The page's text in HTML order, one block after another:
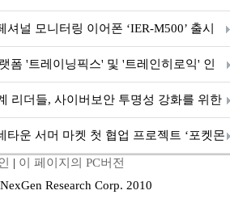
널 모니터링 이어폰 ‘IER-M500’ 출시
폼 '트레이닝픽스' 및 '트레인히로익' 인
훈련 지원 확대
리더들, 사이버보안 투명성 강화를 위한
타운 서머 마켓 첫 협업 프로젝트 ‘포켓몬
| 이 페이지의 PC버전
Research Corp. 2010